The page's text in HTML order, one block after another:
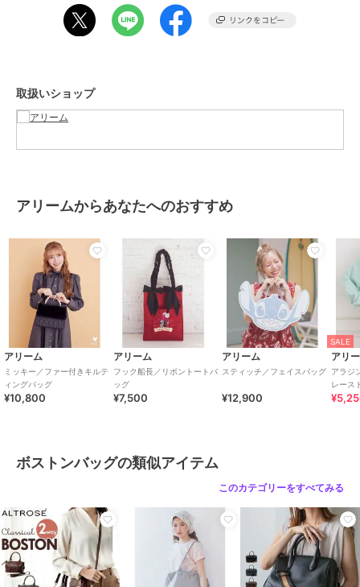
ブラウン、ブラック
Ｆ
取扱いショップ
アリームからあなたへのおすすめ
アリーム
ミッキー／ファー付きキルテ
ィングバッグ
¥10,800
アリーム
フック船長／リボントートバ
ッグ
¥7,500
アリーム
スティッチ／フェイスバッグ
¥12,900
SALE
アリ
アラジ
レース
ボストンバッグの類似アイテム
このカテゴリーをすべてみる